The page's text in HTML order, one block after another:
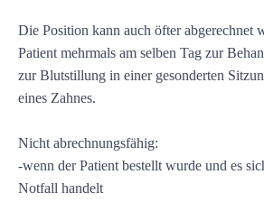
Die Position kann auch öfter abgerechnet
Patient mehrmals am selben Tag zur
zur Blutstillung in einer gesonderten
eines Zahnes.
Nicht abrechnungsfähig:
-wenn der Patient bestellt wurde und es
Notfall handelt